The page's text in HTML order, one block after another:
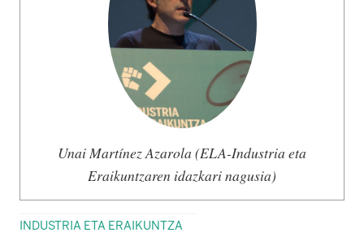
Unai Martínez Azarola (ELA-Industria eta
Eraikuntzaren idazkari nagusia)
INDUSTRIA ETA ERAIKUNTZA